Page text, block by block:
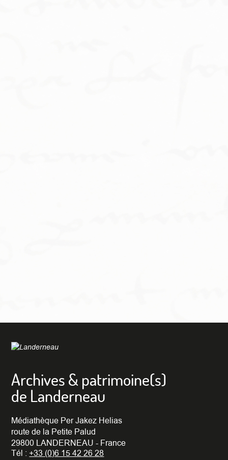
Archives & patrimoine(s)
de Landerneau
Médiathèque Per Jakez Helias
route de la Petite Palud
29800 LANDERNEAU - France
Tél :+33 (0)6 15 42 26 28